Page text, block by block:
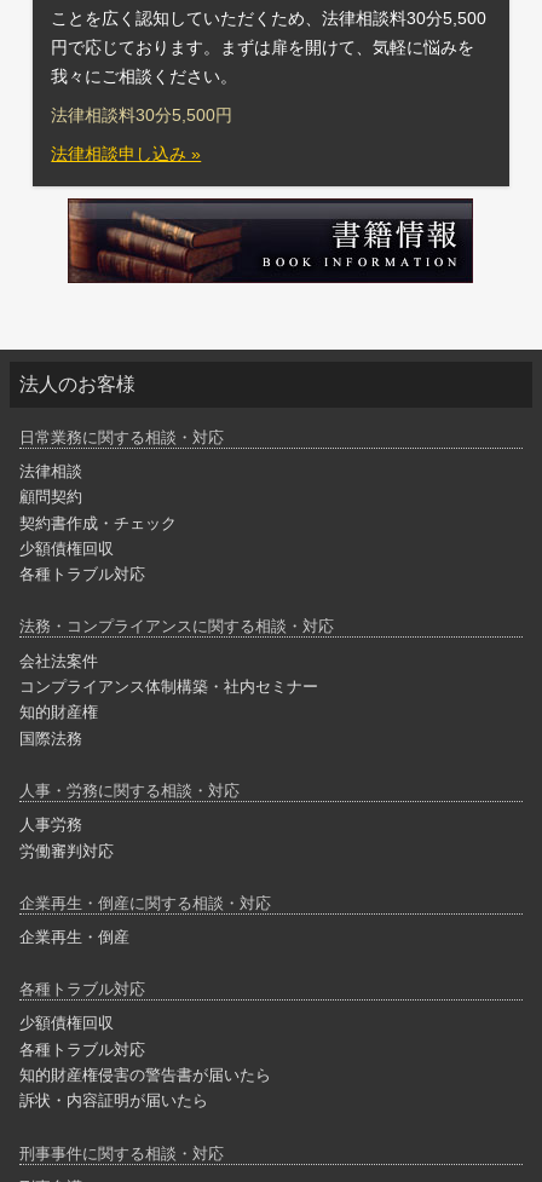
ことを広く認知していただくため、法律相談料30分5,500
円で応じております。まずは扉を開けて、気軽に悩みを
我々にご相談ください。
法律相談料30分5,500円
法律相談申し込み »
法人のお客様
日常業務に関する相談・対応
法律相談
顧問契約
契約書作成・チェック
少額債権回収
各種トラブル対応
法務・コンプライアンスに関する相談・対応
会社法案件
コンプライアンス体制構築・社内セミナー
知的財産権
国際法務
人事・労務に関する相談・対応
人事労務
労働審判対応
企業再生・倒産に関する相談・対応
企業再生・倒産
各種トラブル対応
少額債権回収
各種トラブル対応
知的財産権侵害の警告書が届いたら
訴状・内容証明が届いたら
刑事事件に関する相談・対応